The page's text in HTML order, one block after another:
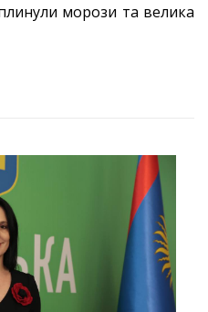
морози та велика